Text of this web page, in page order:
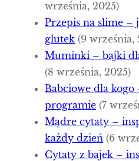
września, 2025)
Przepis na slime –
glutek (9 września,
Muminki – bajki
(8 września, 2025)
Babciowe dla
programie (7
Mądre cytaty –
każdy dzień (6
Cytaty z bajek –